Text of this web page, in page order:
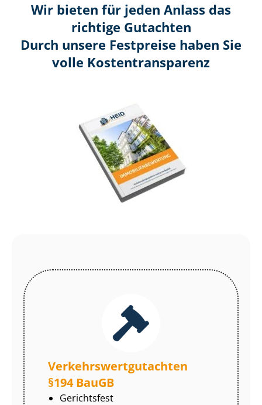
Wir bieten für jeden Anlass das
richtige Gutachten
Durch unsere Festpreise haben Sie
volle Kosten­transparenz
Ver­kehrs­wert­gut­ach­ten
§194 BauGB
Gerichtsfest